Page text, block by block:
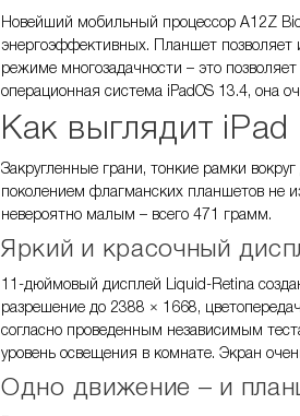
Новейший мобильный процессор A12Z
энергоэффективных. Планшет
режиме многозадачности – это
операционная система iPadOS 13.4, она
Как выглядит iPad
Закругленные грани, тонкие рамки
поколением флагманских планшетов не
невероятно малым – всего 471 грамм.
Яркий и красочный
11-дюймовый дисплей Liquid-Retina
разрешение до 2388 × 1668,
согласно проведенным независимым
уровень освещения в комнате. Экран
Одно движение – и